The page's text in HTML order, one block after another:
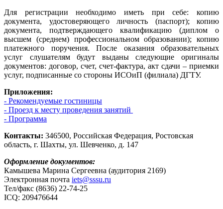
Для регистрации необходимо иметь при себе: копию
документа, удостоверяющего личность (паспорт); копию
документа, подтверждающего квалификацию (диплом о
высшем (среднем) профессиональном образовании); копию
платежного поручения. После оказания образовательных
услуг слушателям будут выданы следующие оригиналы
документов: договор, счет, счет-фактура, акт сдачи – приемки
услуг, подписанные со стороны ИСОиП (филиала) ДГТУ.
Приложения:
- Рекомендуемые гостиницы
- Проезд к месту проведения занятий
- Программа
Контакты: 346500, Российская Федерация, Ростовская
область, г. Шахты, ул. Шевченко, д. 147
Оформление документов:
Камышева Марина Сергеевна (аудитория 2169)
Электронная почта iets@sssu.ru
Тел/факс (8636) 22-74-25
ICQ: 209476644